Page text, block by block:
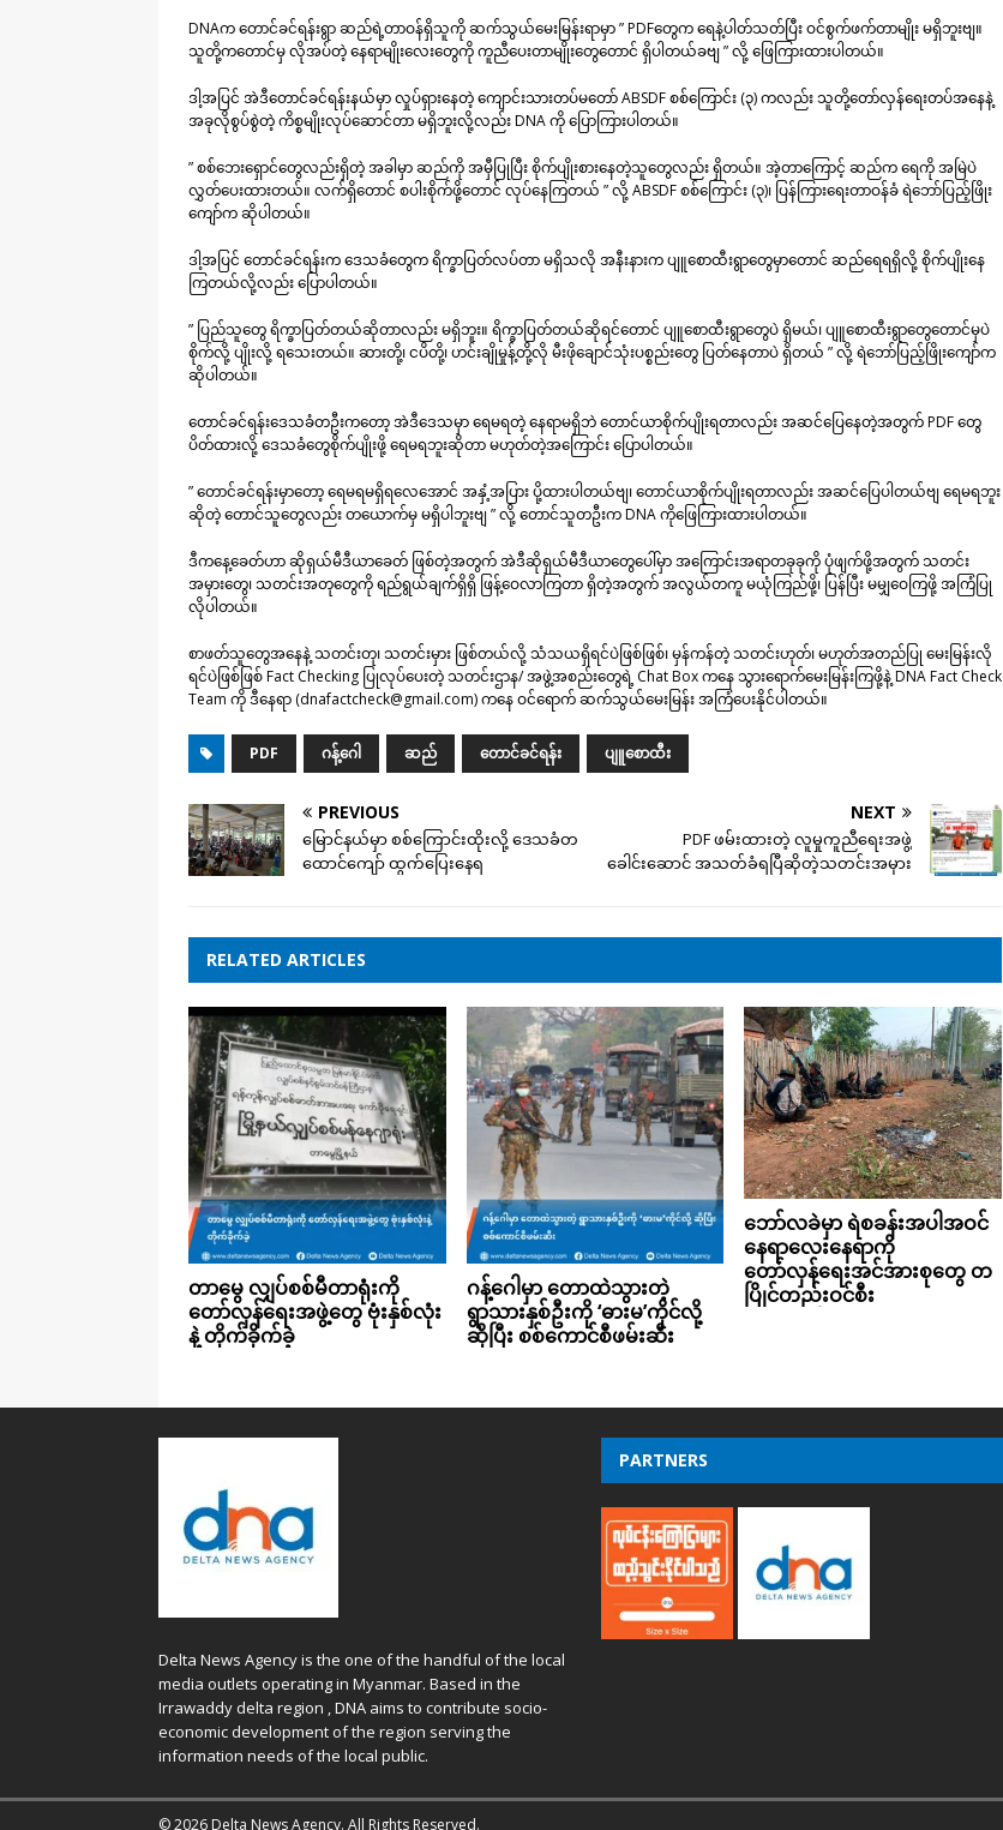
DNAက တောင်ခင်ရန်းရွာ ဆည်ရဲ့တာဝန်ရှိသူကို ဆက်သွယ်မေးမြန်းရာမှာ ” PDFတွေက ရေနဲ့ပါတ်သတ်ပြီး ဝင်စွက်ဖက်တာမျိုး မရှိဘူးဗျ။
သူတို့ကတောင်မှ လိုအပ်တဲ့ နေရာမျိုးလေးတွေကို ကူညီပေးတာမျိုးတွေတောင် ရှိပါတယ်ခဗျ ” လို့ ဖြေကြားထားပါတယ်။
ဒါ့အပြင် အဲဒီတောင်ခင်ရန်းနယ်မှာ လှုပ်ရှားနေတဲ့ ကျောင်းသားတပ်မတော် ABSDF စစ်ကြောင်း (၃) ကလည်း သူတို့တော်လှန်ရေးတပ်အနေနဲ့
အခုလိုစွပ်စွဲတဲ့ ကိစ္စမျိုးလုပ်ဆောင်တာ မရှိဘူးလို့လည်း DNA ကို ပြောကြားပါတယ်။
” စစ်ဘေးရှောင်တွေလည်းရှိတဲ့ အခါမှာ ဆည်ကို အမှီပြုပြီး စိုက်ပျိုးစားနေတဲ့သူတွေလည်း ရှိတယ်။ အဲ့တာကြောင့် ဆည်က ရေကို အမြဲပဲ
လွှတ်ပေးထားတယ်။ လက်ရှိတောင် စပါးစိုက်ဖို့တောင် လုပ်နေကြတယ် ” လို့ ABSDF စစ်ကြောင်း (၃)၊ ပြန်ကြားရေးတာဝန်ခံ ရဲဘော်ပြည့်ဖြိုး
ကျော်က ဆိုပါတယ်။
ဒါ့အပြင် တောင်ခင်ရန်းက ဒေသခံတွေက ရိက္ခာပြတ်လပ်တာ မရှိသလို အနီးနားက ပျူစောထီးရွာတွေမှာတောင် ဆည်ရေရရှိလို့ စိုက်ပျိုးနေ
ကြတယ်လို့လည်း ပြောပါတယ်။
” ပြည်သူတွေ ရိက္ခာပြတ်တယ်ဆိုတာလည်း မရှိဘူး။ ရိက္ခာပြတ်တယ်ဆိုရင်တောင် ပျူစောထီးရွာတွေပဲ ရှိမယ်၊ ပျူစောထီးရွာတွေတောင်မှပဲ
စိုက်လို့ ပျိုးလို့ ရသေးတယ်။ ဆားတို့၊ ငပိတို့၊ ဟင်းချိုမှုန့်တို့လို မီးဖိုချောင်သုံးပစ္စည်းတွေ ပြတ်နေတာပဲ ရှိတယ် ” လို့ ရဲဘော်ပြည့်ဖြိုးကျော်က
ဆိုပါတယ်။
တောင်ခင်ရန်းဒေသခံတဦးကတော့ အဲဒီဒေသမှာ ရေမရတဲ့ နေရာမရှိဘဲ တောင်ယာစိုက်ပျိုးရတာလည်း အဆင်ပြေနေတဲ့အတွက် PDF တွေ
ပိတ်ထားလို့ ဒေသခံတွေစိုက်ပျိုးဖို့ ရေမရဘူးဆိုတာ မဟုတ်တဲ့အကြောင်း ပြောပါတယ်။
” တောင်ခင်ရန်းမှာတော့ ရေမရမရှိရလေအောင် အနှံ့အပြား ပို့ထားပါတယ်ဗျ၊ တောင်ယာစိုက်ပျိုးရတာလည်း အဆင်ပြေပါတယ်ဗျ ရေမရဘူး
ဆိုတဲ့ တောင်သူတွေလည်း တယောက်မှ မရှိပါဘူးဗျ ” လို့ တောင်သူတဦးက DNA ကိုဖြေကြားထားပါတယ်။
ဒီကနေ့ခေတ်ဟာ ဆိုရှယ်မီဒီယာခေတ် ဖြစ်တဲ့အတွက် အဲဒီဆိုရှယ်မီဒီယာတွေပေါ်မှာ အကြောင်းအရာတခုခုကို ပုံဖျက်ဖို့အတွက် သတင်း
အမှားတွေ၊ သတင်းအတုတွေကို ရည်ရွယ်ချက်ရှိရှိ ဖြန့်ဝေလာကြတာ ရှိတဲ့အတွက် အလွယ်တကူ မယုံကြည်ဖို့၊ ပြန်ပြီး မမျှဝေကြဖို့ အကြံပြု
လိုပါတယ်။
စာဖတ်သူတွေအနေနဲ့ သတင်းတု၊ သတင်းမှား ဖြစ်တယ်လို့ သံသယရှိရင်ပဲဖြစ်ဖြစ်၊ မှန်ကန်တဲ့ သတင်းဟုတ်၊ မဟုတ်အတည်ပြု မေးမြန်းလို
ရင်ပဲဖြစ်ဖြစ် Fact Checking ပြုလုပ်ပေးတဲ့ သတင်းဌာန/ အဖွဲ့အစည်းတွေရဲ့ Chat Box ကနေ သွားရောက်မေးမြန်းကြဖို့နဲ့ DNA Fact Check
Team ကို ဒီနေရာ (dnafactcheck@gmail.com) ကနေ ဝင်ရောက် ဆက်သွယ်မေးမြန်း အကြံပေးနိုင်ပါတယ်။
PDF ဂန့်ဂေါ ဆည် တောင်ခင်ရန်း ပျူစောထီး
PREVIOUS
မြောင်နယ်မှာ စစ်ကြောင်းထိုးလို့ ဒေသခံတ
ထောင်ကျော် ထွက်ပြေးနေရ
NEXT
PDF ဖမ်းထားတဲ့ လူမှုကူညီရေးအဖွဲ့
ခေါင်းဆောင် အသတ်ခံရပြီဆိုတဲ့သတင်းအမှား
RELATED ARTICLES
တာမွေ လျှပ်စစ်မီတာရုံးကို
တော်လှန်ရေးအဖွဲ့တွေ ဗုံးနှစ်လုံး
နဲ့ တိုက်ခိုက်ခဲ့
ဂန့်ဂေါမှာ တောထဲသွားတဲ့
ရွာသားနှစ်ဦးကို ‘ဓားမ’ကိုင်လို့
ဆိုပြီး စစ်ကောင်စီဖမ်းဆီး
ဘော်လခဲမှာ ရဲစခန်းအပါအဝင်
နေရာလေးနေရာကို
တော်လှန်ရေးအင်အားစုတွေ တ
ပြိုင်တည်းဝင်စီး
Delta News Agency is the one of the handful of the local
media outlets operating in Myanmar. Based in the
Irrawaddy delta region , DNA aims to contribute socio-
economic development of the region serving the
information needs of the local public.
PARTNERS
© 2026 Delta News Agency. All Rights Reserved.